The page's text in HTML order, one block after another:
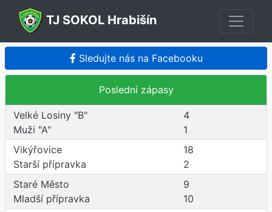
TJ SOKOL Hrabišín
Sledujte nás na Facebooku
Poslední zápasy
Velké Losiny "B"
4
Muži "A"
1
Vikýřovice
18
Starší přípravka
2
Staré Město
9
Mladší přípravka
10